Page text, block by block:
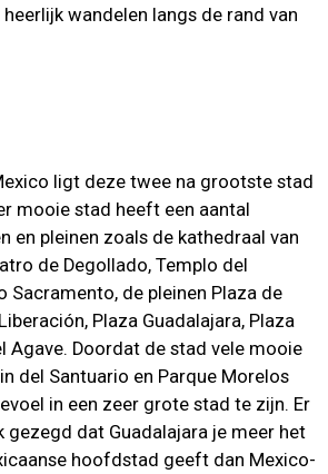
wandelen langs de rand van
ligt deze twee na grootste stad
mooie stad heeft een aantal
en pleinen zoals de kathedraal van
de Degollado, Templo del
Sacramento, de pleinen Plaza de
Plaza Guadalajara, Plaza
Agave. Doordat de stad vele mooie
del Santuario en Parque Morelos
in een zeer grote stad te zijn. Er
gezegd dat Guadalajara je meer het
hoofdstad geeft dan Mexico-